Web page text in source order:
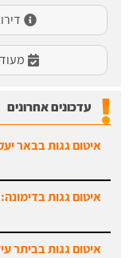
דירוג
עדכונים אחרונים
איטום גגות בבאר
איטום גגות בדימונה:
איטום גגות בביתר